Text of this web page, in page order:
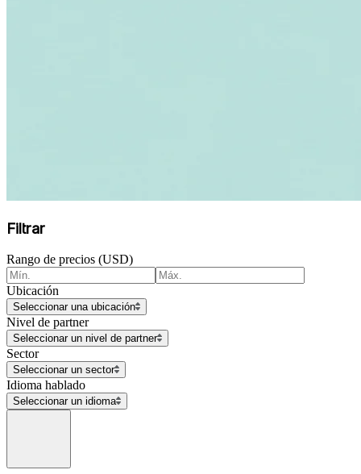
Filtrar
Rango de precios (USD)
Ubicación
Seleccionar una ubicación
Nivel de partner
Seleccionar un nivel de partner
Sector
Seleccionar un sector
Idioma hablado
Seleccionar un idioma